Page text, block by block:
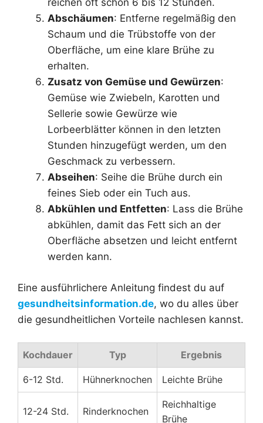
reichen oft schon 6 bis 12 Stunden.
Abschäumen: Entferne regelmäßig den
Schaum und die Trübstoffe von der
Oberfläche, um eine klare Brühe zu
erhalten.
Zusatz von Gemüse und Gewürzen:
Gemüse wie Zwiebeln, Karotten und
Sellerie sowie Gewürze wie
Lorbeerblätter können in den letzten
Stunden hinzugefügt werden, um den
Geschmack zu verbessern.
Abseihen: Seihe die Brühe durch ein
feines Sieb oder ein Tuch aus.
Abkühlen und Entfetten: Lass die Brühe
abkühlen, damit das Fett sich an der
Oberfläche absetzen und leicht entfernt
werden kann.
Eine ausführlichere Anleitung findest du auf
gesundheitsinformation.de, wo du alles über
die gesundheitlichen Vorteile nachlesen kannst.
Kochdauer Typ Ergebnis
6-12 Std. Hühnerknochen Leichte Brühe
12-24 Std. Rinderknochen
Reichhaltige
Brühe